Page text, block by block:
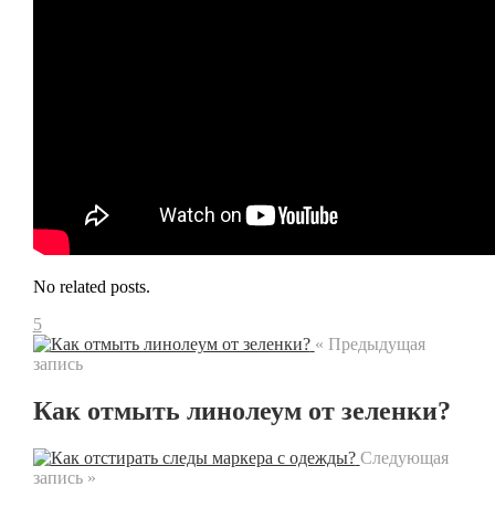
No related posts.
5
« Предыдущая
запись
Как отмыть линолеум от зеленки?
Следующая
запись »